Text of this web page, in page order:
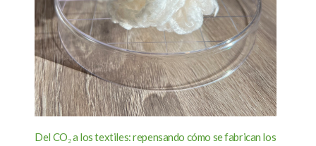
Del CO₂ a los textiles: repensando cómo se fabrican los